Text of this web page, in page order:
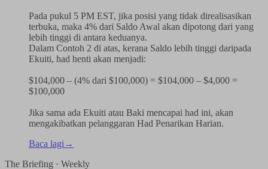
Pada pukul 5 PM EST, jika posisi yang tidak direalisasikan
terbuka, maka 4% dari Saldo Awal akan dipotong dari yang
lebih tinggi di antara keduanya.
Dalam Contoh 2 di atas, kerana Saldo lebih tinggi daripada
Ekuiti, had henti akan menjadi:
$104,000 – (4% dari $100,000) = $104,000 – $4,000 =
$100,000
Jika sama ada Ekuiti atau Baki mencapai had ini, akan
mengakibatkan pelanggaran Had Penarikan Harian.
Baca lagi →
The Briefing · Weekly